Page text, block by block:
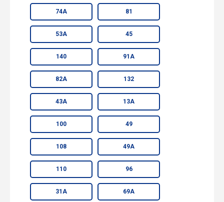
74А 81
53А 45
140 91А
82А 132
43А 13А
100 49
108 49А
110 96
31А 69А